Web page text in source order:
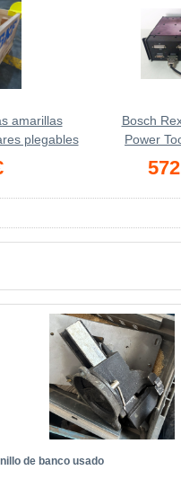
amarillas
plegables
Bosch
Power
de banco usado